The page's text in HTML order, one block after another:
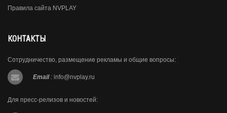
Правила сайта NVPLAY
КОНТАКТЫ
Сотрудничество, размещение рекламы и общие вопросы:
Email : info@nvplay.ru
Для пресс-релизов и новостей: